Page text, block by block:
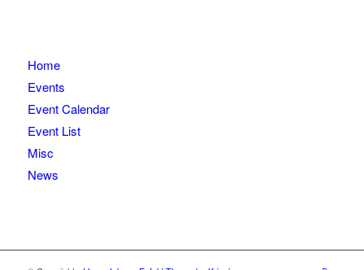
Home
Events
Event Calendar
Event List
Misc
News